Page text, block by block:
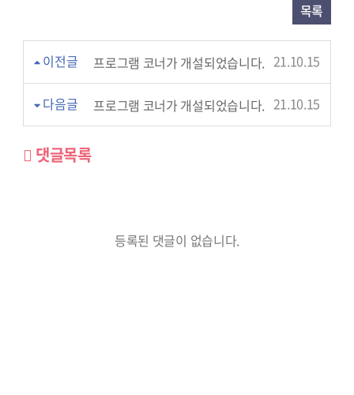
목록
이전글 프로그램 코너가 개설되었습니다. 21.10.15
다음글 프로그램 코너가 개설되었습니다. 21.10.15
댓글목록
등록된 댓글이 없습니다.